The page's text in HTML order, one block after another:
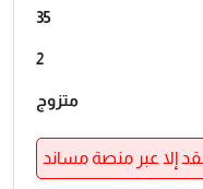
35
2
متزوج
إلا عبر منصة مساند